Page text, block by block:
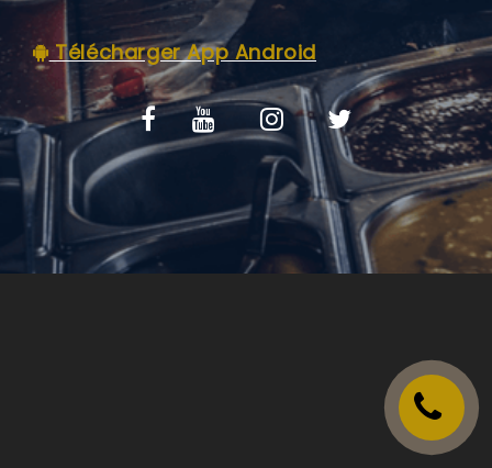
VOS AVIS
MENTIONS LÉGALES
Télécharger App Android